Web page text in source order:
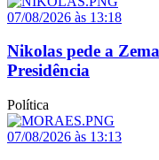
07/08/2026 às 13:18
Nikolas pede a
Presidência
Política
07/08/2026 às 13:13